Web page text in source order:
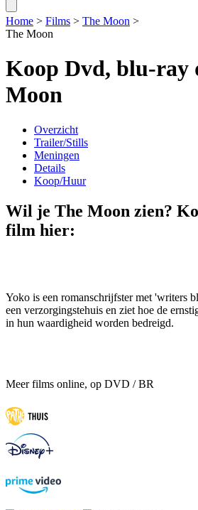
Home > Films > The Moon >
The Moon
Koop Dvd, blu-ray
Moon
Overzicht
Trailer/Stills
Meningen
Details
Koop/Huur
Wil je The Moon zien?
film hier:
Yoko is een romanschrijfster met 'writers
een verzorgingstehuis en ziet hoe de
in hun waardigheid worden bedreigd.
Meer films online, op DVD / BR